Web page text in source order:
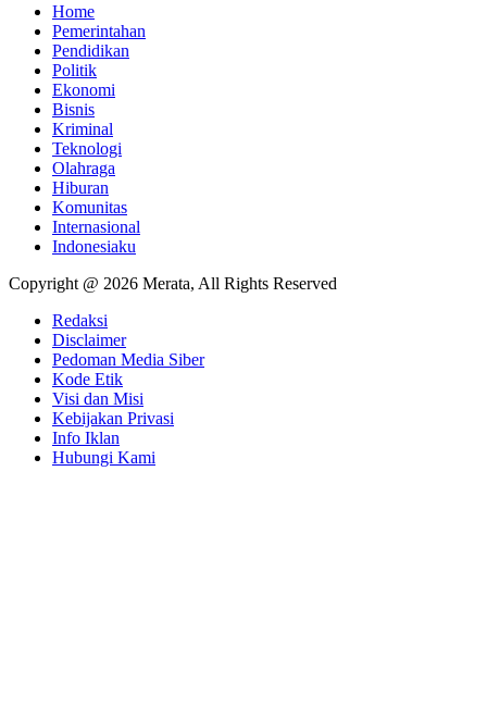
Home
Pemerintahan
Pendidikan
Politik
Ekonomi
Bisnis
Kriminal
Teknologi
Olahraga
Hiburan
Komunitas
Internasional
Indonesiaku
Copyright @ 2026 Merata, All Rights Reserved
Redaksi
Disclaimer
Pedoman Media Siber
Kode Etik
Visi dan Misi
Kebijakan Privasi
Info Iklan
Hubungi Kami